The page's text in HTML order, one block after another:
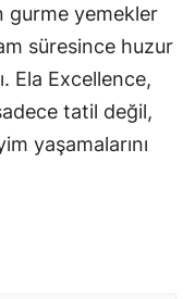
gurme yemekler
süresince huzur
Ela Excellence,
tatil değil,
yaşamalarını